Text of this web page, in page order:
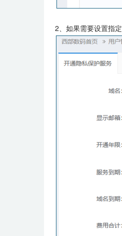
2、如果需要设置指